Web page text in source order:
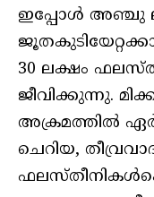
ഇപ്പോള്‍ അഞ്ചു
30 ലക്ഷം
ജീവിക്കുന്നു.
അക്രമത്തില്‍
ചെറിയ,